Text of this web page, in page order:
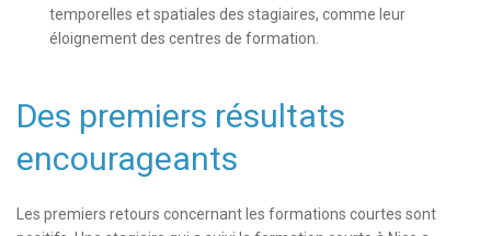
temporelles et spatiales des stagiaires, comme leur
éloignement des centres de formation.
Des premiers résultats
encourageants
Les premiers retours concernant les formations courtes sont